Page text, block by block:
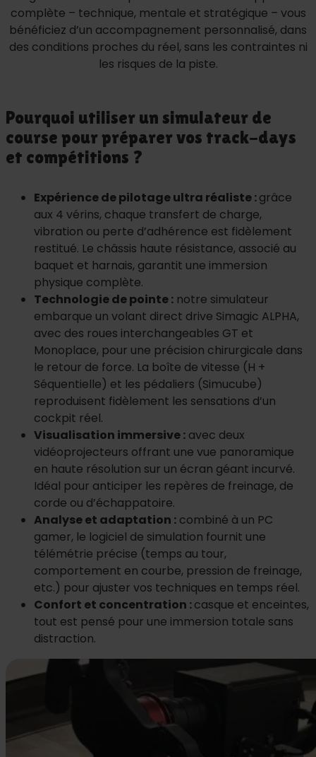
complète – technique, mentale et stratégique – vous
bénéficiez d’un accompagnement personnalisé, dans
des conditions proches du réel, sans les contraintes ni
les risques de la piste.
Pourquoi utiliser un simulateur de
course pour préparer vos track-days
et compétitions ?
Expérience de pilotage ultra réaliste :grâce
aux 4 vérins, chaque transfert de charge,
vibration ou perte d’adhérence est fidèlement
restitué. Le châssis haute résistance, associé au
baquet et harnais, garantit une immersion
physique complète.
Technologie de pointe : notre simulateur
embarque un volant direct drive Simagic ALPHA,
avec des roues interchangeables GT et
Monoplace, pour une précision chirurgicale dans
le retour de force. La boîte de vitesse (H +
Séquentielle) et les pédaliers (Simucube)
reproduisent fidèlement les sensations d’un
cockpit réel.
Visualisation immersive : avec deux
vidéoprojecteurs offrant une vue panoramique
en haute résolution sur un écran géant incurvé.
Idéal pour anticiper les repères de freinage, de
corde ou d’échappatoire.
Analyse et adaptation : combiné à un PC
gamer, le logiciel de simulation fournit une
télémétrie précise (temps au tour,
comportement en courbe, pression de freinage,
etc.) pour ajuster vos techniques en temps réel.
Confort et concentration :casque et enceintes,
tout est pensé pour une immersion totale sans
distraction.